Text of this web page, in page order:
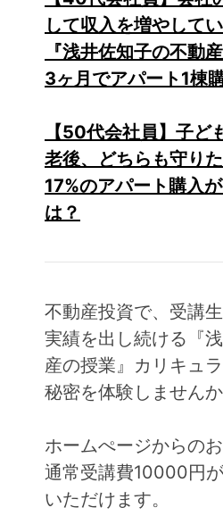
して収入を増やして
『浅井佐知子の不動
3ヶ月でアパート1棟
【50代会社員】子ど
老後、どちらも守り
17%のアパート購入
は？
不動産投資で、受講
実績を出し続ける『
産の授業』カリキュ
秘密を体験しませんか
ホームぺージからの
通常受講費10000円
いただけます。